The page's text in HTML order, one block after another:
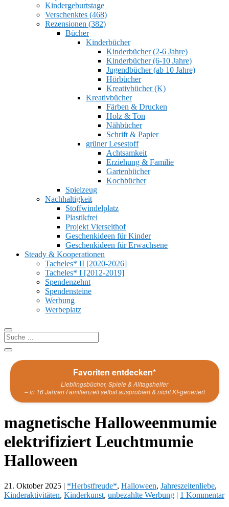
Kindergeburtstage
Verschenktes (468)
Rezensionen (382)
Bücher
Kinderbücher
Kinderbücher (2-6 Jahre)
Kinderbücher (6-10 Jahre)
Jugendbücher (ab 10 Jahre)
Hörbücher
Kreativbücher (K)
Kreativbücher
Färben & Drucken
Holz & Ton
Nähbücher
Schrift & Papier
grüner Lesestoff
Achtsamkeit
Erziehung & Familie
Gartenbücher
Kochbücher
Spielzeug
Nachhaltigkeit
Stoffwindelplatz
Plastikfrei
Projekt Vierseithof
Geschenkideen für Kinder
Geschenkideen für Erwachsene
Steady & Kooperationen
Tacheles* II [2020-2026]
Tacheles* I [2012-2019]
Spendenzehnt
Spendensteine
Werbung
Werbeplatz
Favoriten entdecken*
Lieblingsbücher, Spiele & Alltagshelfer
– in 16 Jahren Familienzeit selbst ausprobiert & nicht KI-generiert
magnetische Halloweenmumie
elektrifiziert Leuchtmumie
Halloween
21. Oktober 2025 | *Herbstfreude*, Halloween, Jahreszeitenliebe,
Kinderaktivitäten, Kinderkunst, unbezahlte Werbung | 1 Kommentar